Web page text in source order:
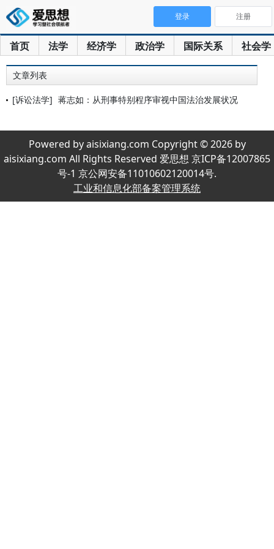
首页 法学 经济学 政治学 国际关系 社会学
登录 注册
文章列表
[诉讼法学] 蒋志如：从刑事特别程序审视中国法治发展状况
Powered by aisixiang.com Copyright © 2026 by
aisixiang.com All Rights Reserved 爱思想 京ICP备12007865
号-1 京公网安备11010602120014号.
工业和信息化部备案管理系统